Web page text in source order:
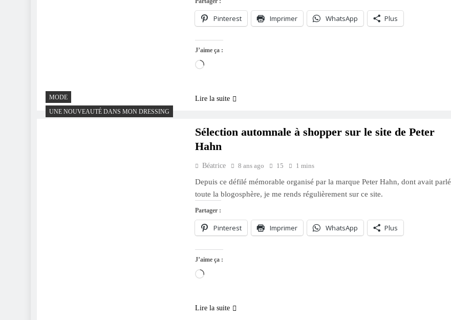
Pinterest Imprimer WhatsApp Plus
J’aime ça :
Chargement…
Lire la suite
MODE
UNE NOUVEAUTÉ DANS MON DRESSING
Sélection automnale à shopper sur le site de Peter
Hahn
Béatrice 8 ans ago 15 1 mins
Depuis ce défilé mémorable organisé par la marque Peter Hahn, dont avait parlé
toute la blogosphère, je me rends régulièrement sur ce site.
Partager :
Pinterest Imprimer WhatsApp Plus
J’aime ça :
Chargement…
Lire la suite